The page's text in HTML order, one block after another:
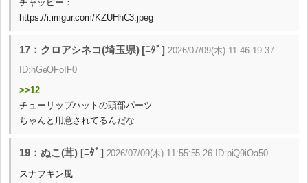
チャッピー：
https://i.imgur.com/KZUHhC3.jpeg
17：クロアシネコ(埼玉県) [ﾆﾀﾞ] 2026/07/09(木) 11:46:19.37
ID:hGeOFoIF0
>>12
チューリップハットの頭部パーツ
ちゃんと用意されてるんだな
19：ぬこ(茸) [ﾆﾀﾞ] 2026/07/09(木) 11:55:55.26 ID:piQ9iOa50
スナフキン風